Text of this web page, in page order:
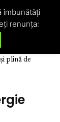
plină de
îmbunătăți
renunța: